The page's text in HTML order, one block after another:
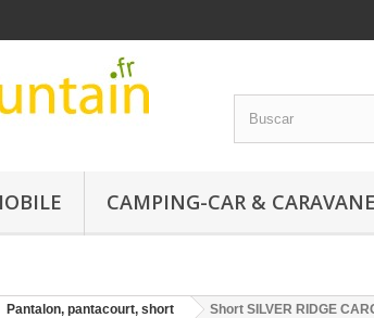
CAMPING-CAR & CARAVANE
Pantalon, pantacourt, short Short SILVER RIDGE